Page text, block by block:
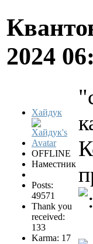
2024
Хайдук
OFFLINE
Наместник
Posts:
49571
Thank you
received:
133
Karma: 17